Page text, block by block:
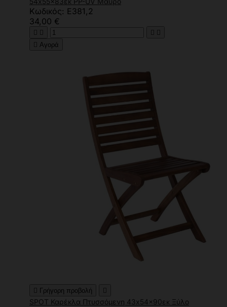
Κωδικός: Ε381,2
34,00 €
   
 Αγορά
 Γρήγορη προβολή 
SPOT Καρέκλα Πτυσσόμενη 43x54x90εκ Ξύλο